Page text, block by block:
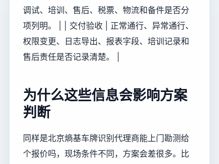
调试、培训、售后、税票、物流和备件是否分
项列明。 | | 交付验收 | 正常通行、异常通行、
权限变更、日志导出、报表字段、培训记录和
售后责任是否记录清楚。 |
为什么这些信息会影响方案
判断
同样是北京熵基车牌识别代理商能上门勘测给
个报价吗，现场条件不同，方案会差很多。比